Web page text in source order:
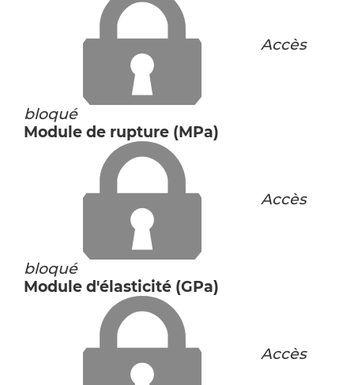
Accès
bloqué
Module de rupture (MPa)
Accès
bloqué
Module d'élasticité (GPa)
Accès